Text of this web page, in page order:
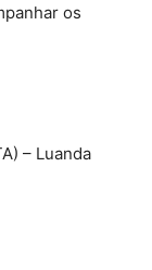
os
– Luanda